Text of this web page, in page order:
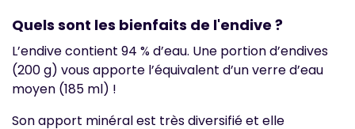
Quels sont les bienfaits de l'endive ?
L’endive contient 94 % d’eau. Une portion d’endives
(200 g) vous apporte l’équivalent d’un verre d’eau
moyen (185 ml) !
Son apport minéral est très diversifié et elle